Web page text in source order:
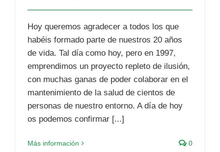
Hoy queremos agradecer a todos los que
habéis formado parte de nuestros 20 años
de vida. Tal día como hoy, pero en 1997,
emprendimos un proyecto repleto de ilusión,
con muchas ganas de poder colaborar en el
mantenimiento de la salud de cientos de
personas de nuestro entorno. A día de hoy
os podemos confirmar [...]
Más información 0